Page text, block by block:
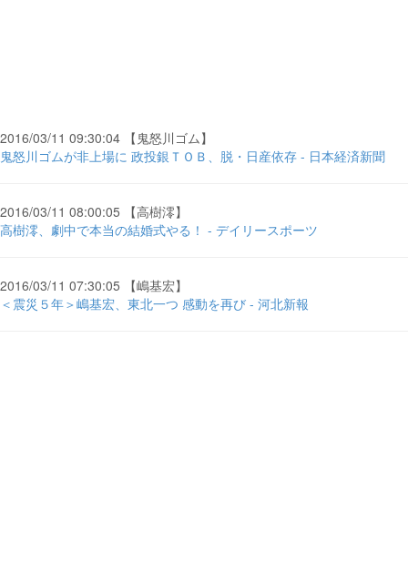
2016/03/11 09:30:04 【鬼怒川ゴム】
鬼怒川ゴムが非上場に 政投銀ＴＯＢ、脱・日産依存 - 日本経済新聞
2016/03/11 08:00:05 【高樹澪】
高樹澪、劇中で本当の結婚式やる！ - デイリースポーツ
2016/03/11 07:30:05 【嶋基宏】
＜震災５年＞嶋基宏、東北一つ 感動を再び - 河北新報